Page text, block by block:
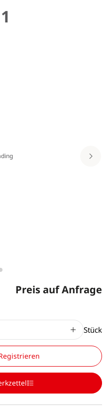
Preis auf Anfrage
Stück